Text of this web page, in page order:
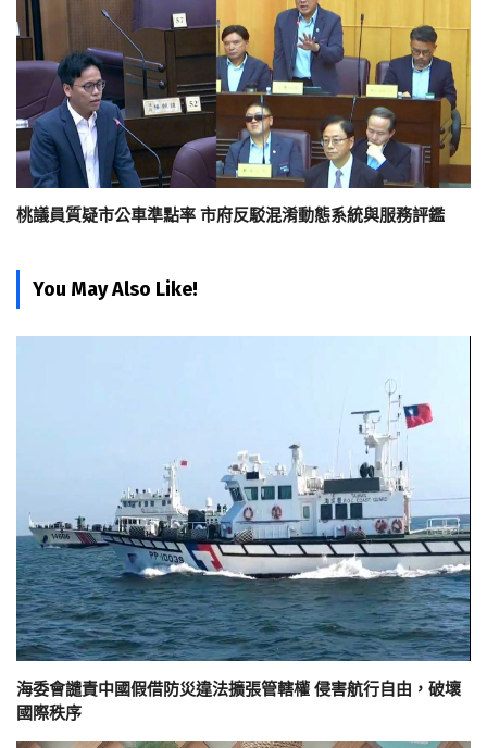
桃議員質疑市公車準點率 市府反駁混淆動態系統與服務評鑑
You May Also Like!
海委會譴責中國假借防災違法擴張管轄權 侵害航行自由，破壞
國際秩序